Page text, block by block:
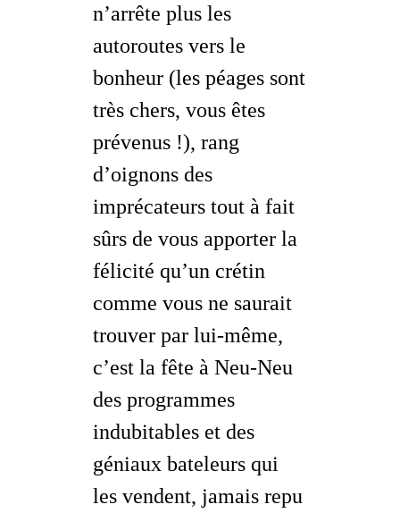
n’arrête plus les
autoroutes vers le
bonheur (les péages sont
très chers, vous êtes
prévenus !), rang
d’oignons des
imprécateurs tout à fait
sûrs de vous apporter la
félicité qu’un crétin
comme vous ne saurait
trouver par lui-même,
c’est la fête à Neu-Neu
des programmes
indubitables et des
géniaux bateleurs qui
les vendent, jamais repu